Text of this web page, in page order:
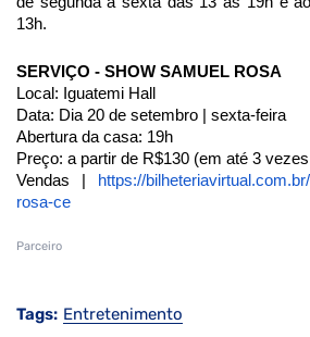
13h.
SERVIÇO - SHOW SAMUEL ROSA
Local: Iguatemi Hall
Data: Dia 20 de setembro | sexta-feira
Abertura da casa: 19h
Preço: a partir de R$130 (em até 3
Vendas |
https://bilheteriavirtual.com.
rosa-ce
Parceiro
Tags: Entretenimento